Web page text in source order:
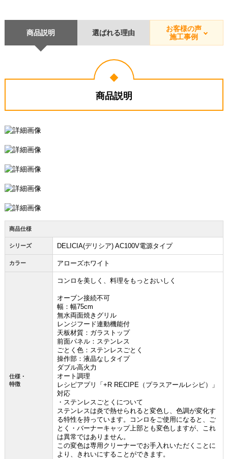
商品説明 選ばれる理由
お客様の声
施工事例
商品説明
商品仕様
シリーズ DELICIA(デリシア) AC100V電源タイプ
カラー アローズホワイト
仕様・
特徴
コンロを美しく、料理をもっとおいしく
オーブン接続不可
幅：幅75cm
無水両面焼きグリル
レンジフード連動機能付
天板材質：ガラストップ
前面パネル：ステンレス
ごとく色：ステンレスごとく
操作部：液晶なしタイプ
ダブル高火力
オート調理
レシピアプリ「+R RECIPE（プラスアールレシピ）」
対応
・ステンレスごとくについて
ステンレスは炎で熱せられると変色し、色調が変化す
る特性を持っています。コンロをご使用になると、ご
とく・バーナーキャップ上部とも変色しますが、これ
は異常ではありません。
この変色は専用クリーナーでお手入れいただくことに
より、きれいにすることができます。